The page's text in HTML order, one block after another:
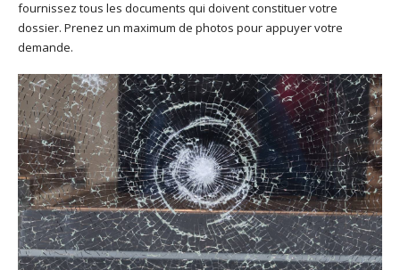
fournissez tous les documents qui doivent constituer votre
dossier. Prenez un maximum de photos pour appuyer votre
demande.